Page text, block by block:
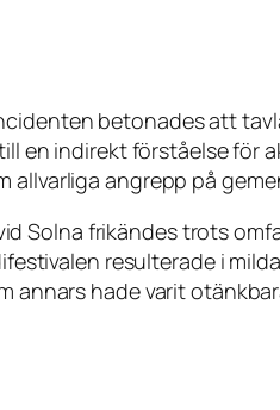
betonades att
indirekt förståelse för
angrepp på
Solna frikändes trots
resulterade i
annars hade varit